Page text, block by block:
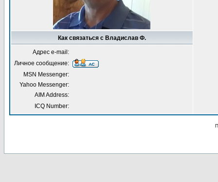
Как связаться с Владислав Ф.
Адрес e-mail:
Личное сообщение:
MSN Messenger:
Yahoo Messenger:
AIM Address:
ICQ Number: